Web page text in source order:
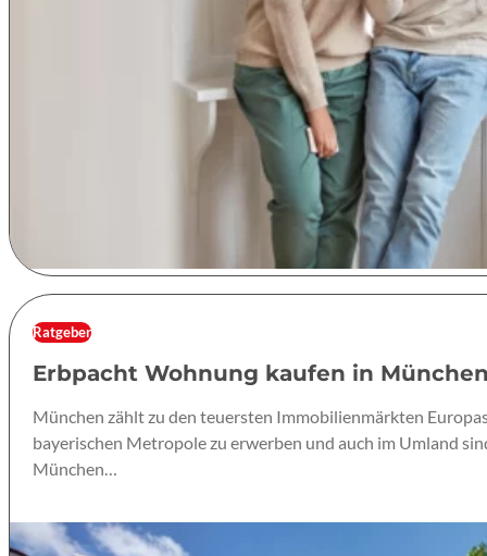
Ratgeber
Erbpacht Wohnung kaufen in
München zählt zu den teuersten Immobilienmärkten
bayerischen Metropole zu erwerben und auch im Umland
München…